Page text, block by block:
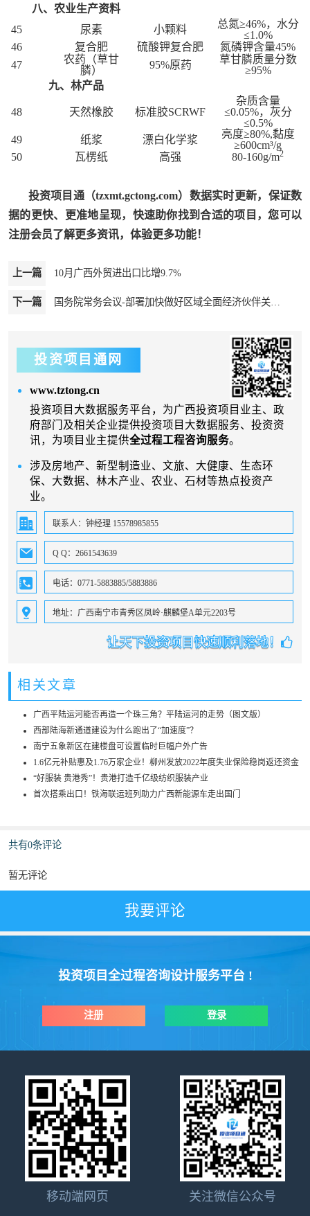
八、农业生产资料
45
尿素 小颗料
总氮≥46%，水分
≤1.0%
46
复合肥 硫酸钾复合肥
氮磷钾含量45%
47
农药（草甘
膦）
95%原药
草甘膦质量分数
≥95%
九、林产品
48 天然橡胶 标准胶SCRWF
杂质含量
≤0.05%，灰分
≤0.5%
49
纸浆 漂白化学浆
亮度≥80%,黏度
≥600cm³/g
50
瓦楞纸 高强 80-160g/m2
投资项目通（tzxmt.gctong.com）数据实时更新，保证数
据的更快、更准地呈现，快速助你找到合适的项目，您可以
注册会员了解更多资讯，体验更多功能！
上一篇 10月广西外贸进出口比增9.7%
下一篇 国务院常务会议-部署加快做好区域全面经济伙伴关系协定生效实施有关工作等
投资项目通网
www.tztong.cn
投资项目大数据服务平台，为广西投资项目业主、政
府部门及相关企业提供投资项目大数据服务、投资资
讯，为项目业主提供全过程工程咨询服务。
涉及房地产、新型制造业、文旅、大健康、生态环
保、大数据、林木产业、农业、石材等热点投资产
业。
联系人：钟经理 15578985855
Q Q：2661543639
电话：0771-5883885/5883886
地址：广西南宁市青秀区凤岭·麒麟堡A单元2203号
让天下投资项目快速顺利落地！
相关文章
广西平陆运河能否再造一个珠三角？平陆运河的走势（图文版）
西部陆海新通道建设为什么跑出了“加速度”？
南宁五象新区在建楼盘可设置临时巨幅户外广告
1.6亿元补贴惠及1.76万家企业！柳州发放2022年度失业保险稳岗返还资金
“好服装 贵港秀”！贵港打造千亿级纺织服装产业
首次搭乘出口！铁海联运班列助力广西新能源车走出国门
共有0条评论
暂无评论
投资项目全过程咨询设计服务平台 !
注册 登录
移动端网页 关注微信公众号